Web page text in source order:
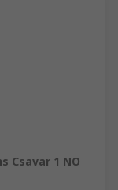
Csavar 1 NO